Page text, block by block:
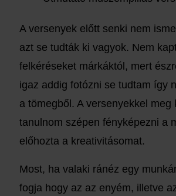
A versenyek előtt senki nem
azt se tudták ki vagyok. Nem
felkéréseket márkáktól, mert
igaz addig fotózni se tudtam így
a tömegből. A versenyekkel meg
tanulnom szépen fényképezni a
előhozta a kreativitásomat.
Most, ha valaki ránéz egy
fogja hogy az az enyém, illetve